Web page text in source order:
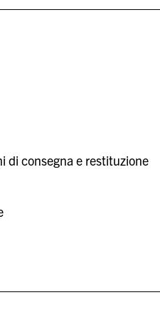
di consegna e restituzione